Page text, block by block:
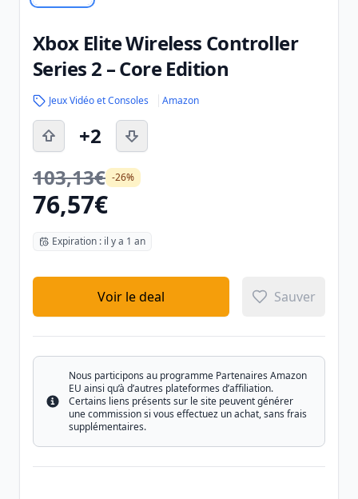
Xbox Elite Wireless Controller
Series 2 – Core Edition
Jeux Vidéo et Consoles Amazon
+2
103,13€ -26%
76,57€
Expiration : il y a 1 an
Voir le deal Sauver
Info
Nous participons au programme Partenaires Amazon
EU ainsi qu’à d’autres plateformes d’affiliation.
Certains liens présents sur le site peuvent générer
une commission si vous effectuez un achat, sans frais
supplémentaires.